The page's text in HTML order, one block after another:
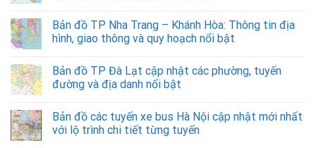
Bản đồ TP Nha Trang – Khánh Hòa: Thông tin địa
hình, giao thông và quy hoạch nổi bật
Bản đồ TP Đà Lạt cập nhật các phường, tuyến
đường và địa danh nổi bật
Bản đồ các tuyến xe bus Hà Nội cập nhật mới nhất
với lộ trình chi tiết từng tuyến